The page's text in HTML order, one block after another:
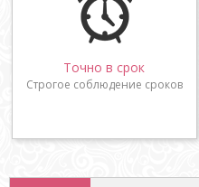
Точно в срок
Строгое соблюдение сроков